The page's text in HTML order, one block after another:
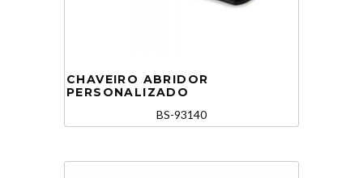
CHAVEIRO ABRIDOR
PERSONALIZADO
BS-93140